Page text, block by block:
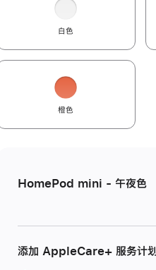
白色
橙色
HomePod mini - 午夜色
添加 AppleCare+ 服务计划